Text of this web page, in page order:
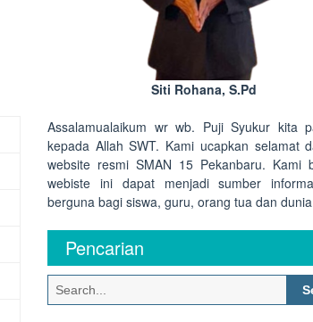
Siti Rohana, S.Pd
Assalamualaikum wr wb. Puji Syukur kita
kepada Allah SWT. Kami ucapkan selamat
website resmi SMAN 15 Pekanbaru. Kami
webiste ini dapat menjadi sumber
berguna bagi siswa, guru, orang tua dan
Pencarian
for: